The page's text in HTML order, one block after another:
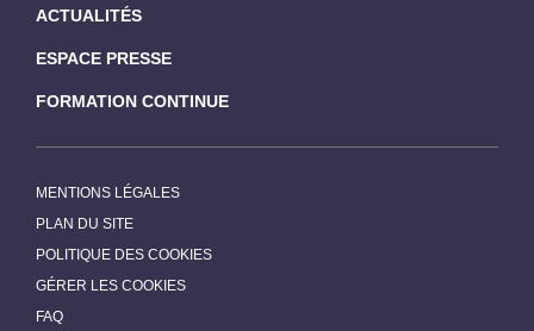
ACTUALITÉS
ESPACE PRESSE
FORMATION CONTINUE
MENTIONS LÉGALES
PLAN DU SITE
POLITIQUE DES COOKIES
GÉRER LES COOKIES
FAQ